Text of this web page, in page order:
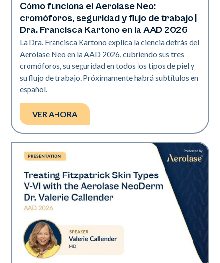
Neo Elite | Presentaciones
Cómo funciona el Aerolase Neo:
cromóforos, seguridad y flujo de trabajo |
Dra. Francisca Kartono en la AAD 2026
La Dra. Francisca Kartono explica la ciencia detrás del
Aerolase Neo en la AAD 2026, cubriendo sus tres
cromóforos, su seguridad en todos los tipos de piel y
su flujo de trabajo. Próximamente habrá subtítulos en
español.
VER AHORA